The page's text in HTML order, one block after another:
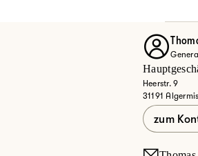
Heerstr. 9
31191
zum